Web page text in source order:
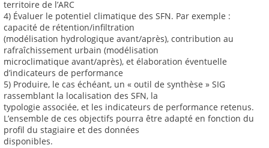
territoire de l’ARC
4) Évaluer le potentiel climatique des SFN. Par exemple :
capacité de rétention/infiltration
(modélisation hydrologique avant/après), contribution au
rafraîchissement urbain (modélisation
microclimatique avant/après), et élaboration éventuelle
d’indicateurs de performance
5) Produire, le cas échéant, un « outil de synthèse » SIG
rassemblant la localisation des SFN, la
typologie associée, et les indicateurs de performance retenus.
L’ensemble de ces objectifs pourra être adapté en fonction du
profil du stagiaire et des données
disponibles.